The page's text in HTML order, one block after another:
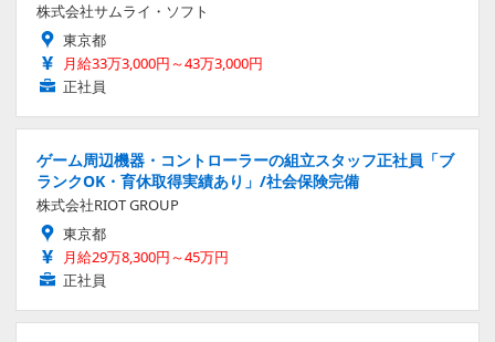
株式会社サムライ・ソフト
東京都
月給33万3,000円～43万3,000円
正社員
ゲーム周辺機器・コントローラーの組立スタッフ正社員「ブ
ランクOK・育休取得実績あり」/社会保険完備
株式会社RIOT GROUP
東京都
月給29万8,300円～45万円
正社員